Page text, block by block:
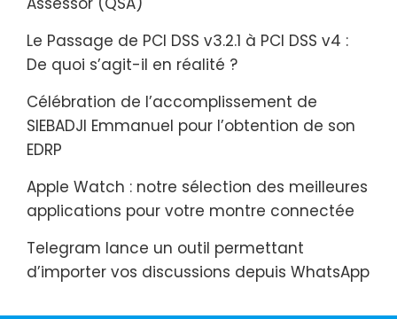
Le Passage de PCI DSS v3.2.1 à PCI DSS v4 :
De quoi s’agit-il en réalité ?
Célébration de l’accomplissement de
SIEBADJI Emmanuel pour l’obtention de son
EDRP
Apple Watch : notre sélection des meilleures
applications pour votre montre connectée
Telegram lance un outil permettant
d’importer vos discussions depuis WhatsApp